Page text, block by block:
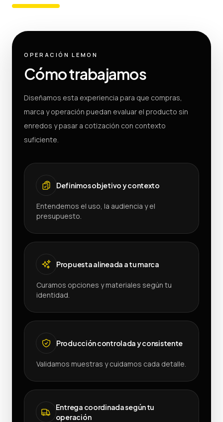
OPERACIÓN LEMON
Cómo trabajamos
Diseñamos esta experiencia para que compras,
marca y operación puedan evaluar el producto sin
enredos y pasar a cotización con contexto
suficiente.
Definimos objetivo y contexto
Entendemos el uso, la audiencia y el
presupuesto.
Propuesta alineada a tu marca
Curamos opciones y materiales según tu
identidad.
Producción controlada y consistente
Validamos muestras y cuidamos cada detalle.
Entrega coordinada según tu
operación